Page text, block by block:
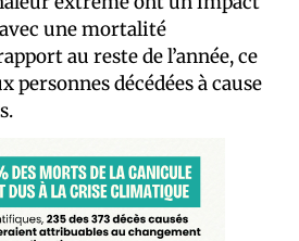
une mortalité
au reste de l’année, ce
personnes décédées à cause